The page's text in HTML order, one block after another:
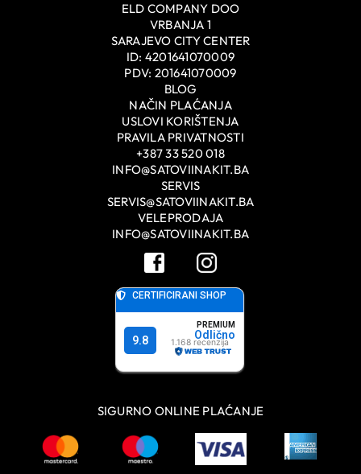
ELD COMPANY DOO
VRBANJA 1
SARAJEVO CITY CENTER
ID: 4201641070009
PDV: 201641070009
BLOG
NAČIN PLAĆANJA
USLOVI KORIŠTENJA
PRAVILA PRIVATNOSTI
+387 33 520 018
INFO@SATOVIINAKIT.BA
SERVIS
SERVIS@SATOVIINAKIT.BA
VELEPRODAJA
INFO@SATOVIINAKIT.BA
SIGURNO ONLINE PLAĆANJE